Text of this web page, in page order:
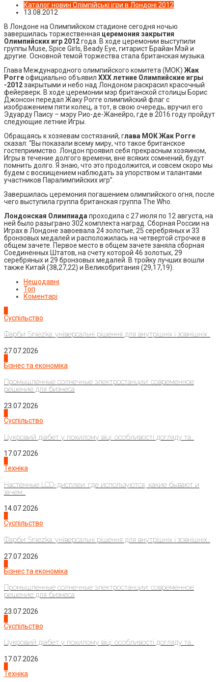
Каталог новин Олімпійські ігри в Лондоні 2012
13.08.2012
В Лондоне на Олимпийском стадионе сегодня ночью
завершилась торжественная церемония закрытия
Олимпийских игр 2012года. В ходе церемонии выступили
группы Muse, Spice Girls, Beady Eye, гитарист Брайан Мэй и
другие. Основной темой торжества стала британская музыка.
Глава Международного олимпийского комитета (МОК) Жак
Роггеофициально объявил ХХХ летние Олимпийские игры
-2012закрытыми и небо над Лондоном раскрасил красочный
фейерверк. В ходе церемонии мэр британской столицы Борис
Джонсон передал Жаку Рогге олимпийский флаг с
изображением пяти колец, а тот, в свою очередь, вручил его
Эдуарду Паису – мэру Рио-де-Жанейро, где в 2016 году пройдут
следующие летние Игры.
Обращаясь к хозяевам состязаний, глава МОК Жак Рогге
сказал: “Вы показали всему миру, что такое британское
гостеприимство. Лондон проявил себя прекрасным хозяином,
Игры в течение долгого времени, вне всяких сомнений, будут
помнить долго. Я знаю, что это продолжится, и совсем скоро мы
будем с восхищением наблюдать за упорством и талантами
участников Паралимпийских игр”.
Завершилась церемония погашением олимпийского огня, после
чего выступила группа британская группа The Who.
Лондонская Олимпиада проходила с 27 июля по 12 августа, на
ней было разыграно 302 комплекта наград. Сборная России на
Играх в Лондоне завоевала 24 золотые, 25 серебряных и 33
бронзовых медалей и расположилась на четвертой строчке в
общем зачете. Первое место в общем зачете заняла сборная
Соединенных Штатов, на счету которой 46 золотых, 29
серебряных и 29 бронзовых медалей. В тройку лучших вошли
также Китай (38,27,22) и Великобритания (29,17,19).
Нещодавні
Топ
Коментарі
Суспільство
Фарби Sniezka: універсальні рішення для внутрішніх і зовнішніх...
27.07.2026
Бізнес та економіка
Промышленные солнечные электростанции: современное
решение для бизнеса
23.07.2026
Суспільство
Цукровий діабет у похилому віці: особливості догляду та...
17.07.2026
Техніка
Настенные LCD-дисплеи: где используются, какие бывают и
зачем...
14.07.2026
Суспільство
Фарби Sniezka: універсальні рішення для внутрішніх і зовнішніх...
27.07.2026
Бізнес та економіка
Промышленные солнечные электростанции: современное
решение для бизнеса
23.07.2026
Суспільство
Цукровий діабет у похилому віці: особливості догляду та...
17.07.2026
Техніка